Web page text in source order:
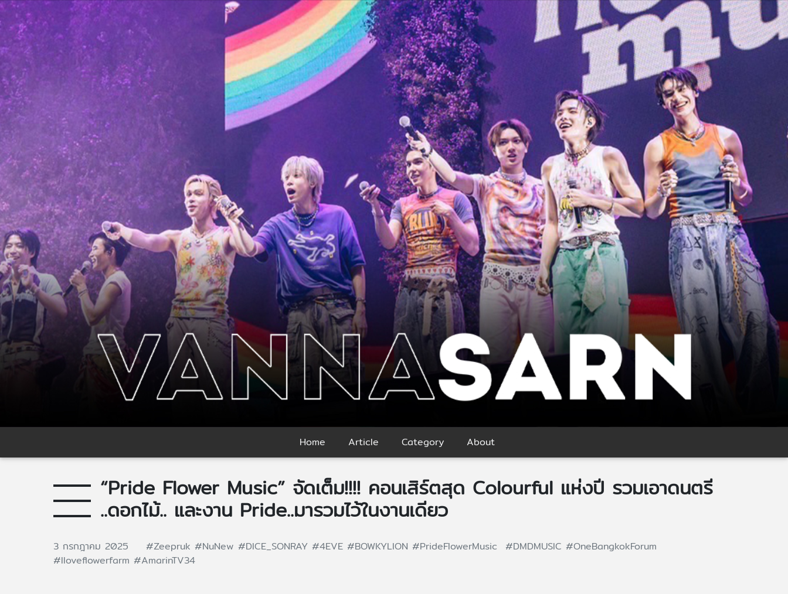
Home Article Category About
“Pride Flower Music” จัดเต็ม!!!! คอนเสิร์ตสุด Colourful แห่งปี รวมเอาดนตรี
..ดอกไม้.. และงาน Pride..มารวมไว้ในงานเดียว
3 กรกฎาคม 2025 #Zeepruk#NuNew#DICE_SONRAY#4EVE#BOWKYLION#PrideFlowerMusic#DMDMUSIC#OneBangkokForum
#Iloveflowerfarm#AmarinTV34